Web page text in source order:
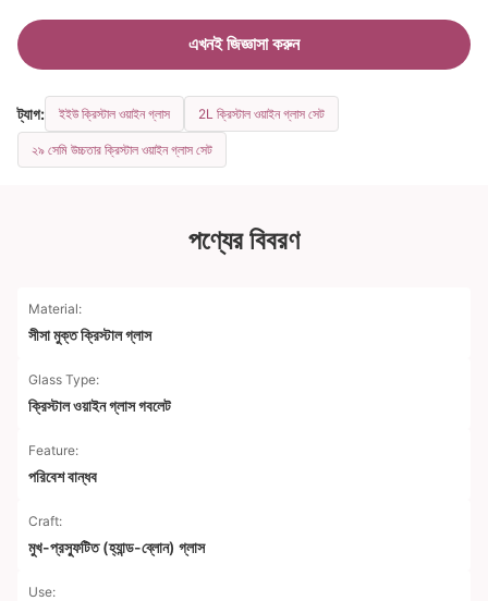
এখনই জিজ্ঞাসা করুন
ট্যাগ: ইইউ ক্রিস্টাল ওয়াইন গ্লাস 2L ক্রিস্টাল ওয়াইন গ্লাস সেট
২৯ সেমি উচ্চতার ক্রিস্টাল ওয়াইন গ্লাস সেট
পণ্যের বিবরণ
Material:
সীসা মুক্ত ক্রিস্টাল গ্লাস
Glass Type:
ক্রিস্টাল ওয়াইন গ্লাস গবলেট
Feature:
পরিবেশ বান্ধব
Craft:
মুখ-প্রস্ফুটিত (হ্যান্ড-ব্লোন) গ্লাস
Use: